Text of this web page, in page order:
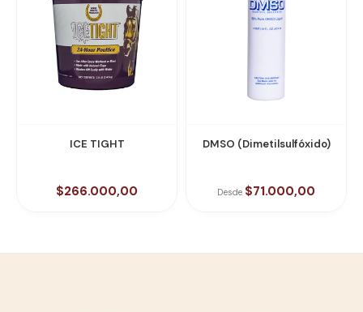
ICE TIGHT
$266.000,00
DMSO (Dimetilsulfóxido)
Desde $71.000,00